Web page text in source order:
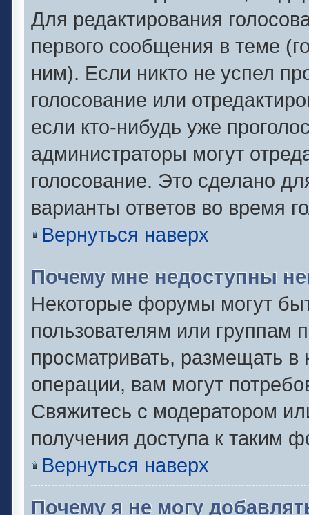
Для редактирования
первого сообщения в теме
ним). Если никто не успел
голосование или
если кто-нибудь уже
администраторы могут
голосование. Это сделано
варианты ответов во время
Вернуться наверх
Почему мне недоступны
Некоторые форумы могут
пользователям или группам
просматривать, размещать
операции, вам могут
Свяжитесь с модератором
получения доступа к таким
Вернуться наверх
Почему я не могу